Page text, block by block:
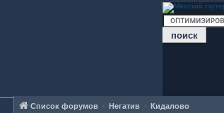
Список форумов Негатив
Кидалово